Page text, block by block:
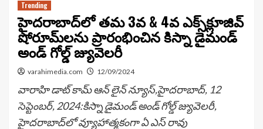
Trending
హైదరాబాద్‌లో తమ 3వ & 4వ ఎక్స్‌క్లూజివ్
షోరూమ్‌లను ప్రారంభించిన కిస్నా డైమండ్
అండ్ గోల్డ్ జ్యువెలరీ
varahimedia.com 12/09/2024
వారాహి డాట్ కామ్ ఆన్ లైన్ న్యూస్,హైదరాబాద్, 12
సెప్టెంబర్, 2024:కిస్నా డైమండ్ అండ్ గోల్డ్ జ్యువెలరీ,
హైదరాబాద్‌లో వ్యూహాత్మకంగా ఏ ఎస్ రావు